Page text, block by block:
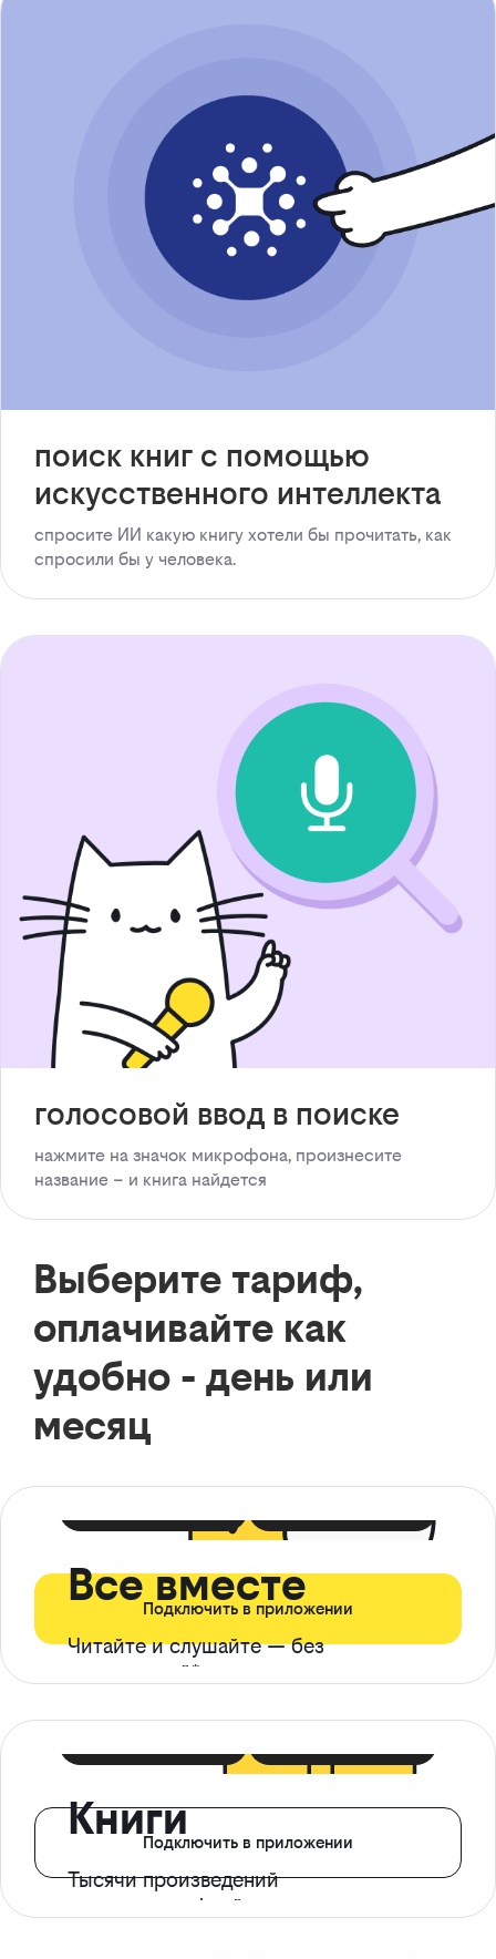
поиск книг с помощью
искусственного интеллекта
спросите ИИ какую книгу хотели бы прочитать, как
спросили бы у человека.
голосовой ввод в поиске
нажмите на значок микрофона, произнесите
название – и книга найдется
Выберите тариф,
оплачивайте как
удобно - день или
месяц
Все вместе
Читайте и слушайте — без
ограничений*
Подключить в приложении
Книги
Тысячи произведений
с доступом офлайн
Подключить в приложении